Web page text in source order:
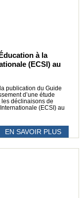
à la
(ECSI) au
publication du Guide
d’une étude
déclinaisons de
(ECSI) au
EN SAVOIR PLUS